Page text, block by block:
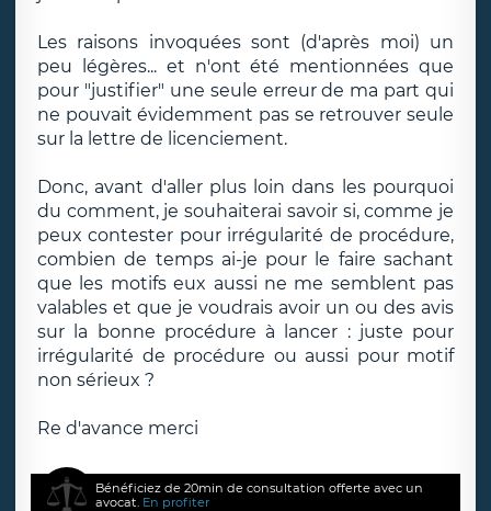
Les raisons invoquées sont (d'après moi) un
peu légères... et n'ont été mentionnées que
pour "justifier" une seule erreur de ma part qui
ne pouvait évidemment pas se retrouver seule
sur la lettre de licenciement.
Donc, avant d'aller plus loin dans les pourquoi
du comment, je souhaiterai savoir si, comme je
peux contester pour irrégularité de procédure,
combien de temps ai-je pour le faire sachant
que les motifs eux aussi ne me semblent pas
valables et que je voudrais avoir un ou des avis
sur la bonne procédure à lancer : juste pour
irrégularité de procédure ou aussi pour motif
non sérieux ?
Re d'avance merci
Bénéficiez de 20min de consultation offerte avec un
avocat. En profiter